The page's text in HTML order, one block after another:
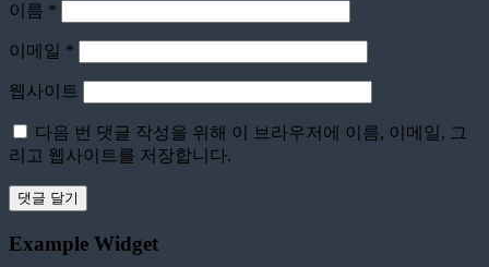
이름 *
이메일 *
웹사이트
다음 번 댓글 작성을 위해 이 브라우저에 이름, 이메일, 그
리고 웹사이트를 저장합니다.
Example Widget